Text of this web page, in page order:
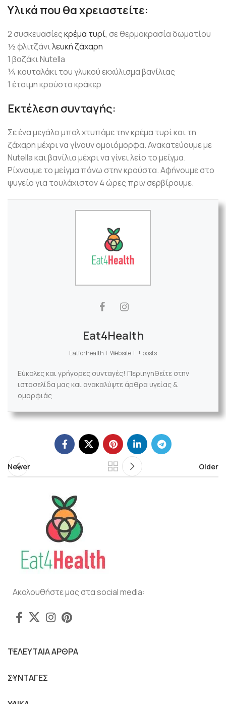
Υλικά που θα χρειαστείτε:
2 συσκευασίεςκρέμα τυρί, σε θερμοκρασία δωματίου
½ φλιτζάνιλευκήζάχαρη
1 βαζάκι Nutella
¼ κουταλάκι του γλυκού εκχύλισμα βανίλιας
1 έτοιμη κρούστα κράκερ
Εκτέλεση συνταγής:
Σε ένα μεγάλο μπολ χτυπάμε την κρέμα τυρί και τη
ζάχαρη μέχρι να γίνουν ομοιόμορφα. Ανακατεύουμε με
Nutella και βανίλια μέχρι να γίνει λείο το μείγμα.
Ρίχνουμε το μείγμα πάνω στην κρούστα. Αφήνουμε στο
ψυγείο για τουλάχιστον 4 ώρες πριν σερβίρουμε.
Eat4Health
Eatforhealth | Website | + posts
Εύκολες και γρήγορες συνταγές! Περιηγηθείτε στην
ιστοσελίδα μας και ανακαλύψτε άρθρα υγείας &
ομορφιάς
Newer Older
Ακολουθήστε μας στα social media:
ΤΕΛΕΥΤΑΙΑ ΑΡΘΡΑ
ΣΥΝΤΑΓΕΣ